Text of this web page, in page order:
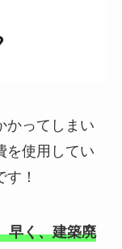
かってしまい
を使用してい
！
早く、建築廃